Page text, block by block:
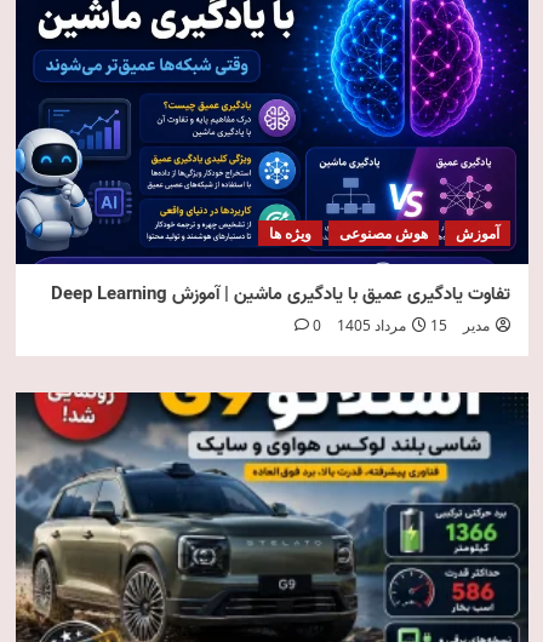
آموزش هوش مصنوعی ویژه ها
تفاوت یادگیری عمیق با یادگیری ماشین | آموزش Deep Learning
مدیر 15 مرداد 1405 0